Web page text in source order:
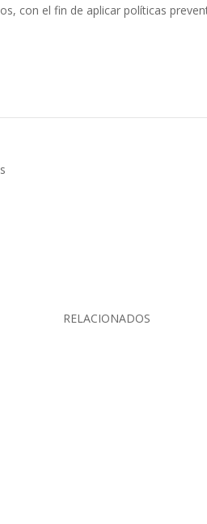
con el fin de aplicar políticas
RELACIONADOS